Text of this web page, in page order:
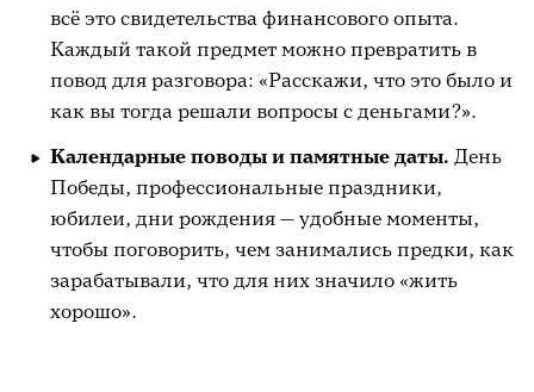
всё это свидетельства финансового опыта.
Каждый такой предмет можно превратить в
повод для разговора: «Расскажи, что это было и
как вы тогда решали вопросы с деньгами?».
Календарные поводы и памятные даты. День
Победы, профессиональные праздники,
юбилеи, дни рождения — удобные моменты,
чтобы поговорить, чем занимались предки, как
зарабатывали, что для них значило «жить
хорошо».